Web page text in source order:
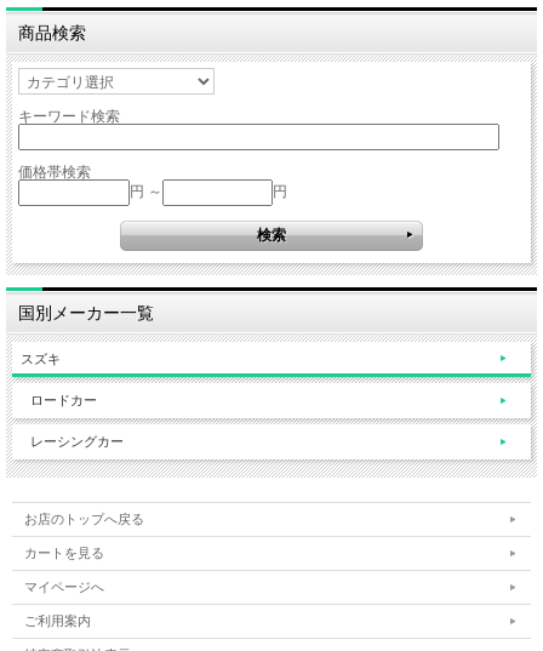
商品検索
キーワード検索
価格帯検索
円 ～
円
国別メーカー一覧
スズキ
ロードカー
レーシングカー
お店のトップへ戻る
カートを見る
マイページへ
ご利用案内